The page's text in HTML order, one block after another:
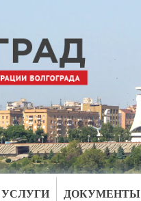
УСЛУГИ ДОКУМЕНТЫ